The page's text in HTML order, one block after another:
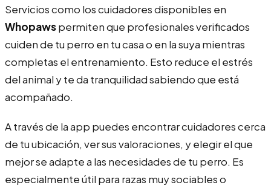
Servicios como los cuidadores disponibles en
Whopawspermiten que profesionales verificados
cuiden de tu perro en tu casa o en la suya mientras
completas el entrenamiento. Esto reduce el estrés
del animal y te da tranquilidad sabiendo que está
acompañado.
A través de la app puedes encontrar cuidadores cerca
de tu ubicación, ver sus valoraciones, y elegir el que
mejor se adapte a las necesidades de tu perro. Es
especialmente útil para razas muy sociables o